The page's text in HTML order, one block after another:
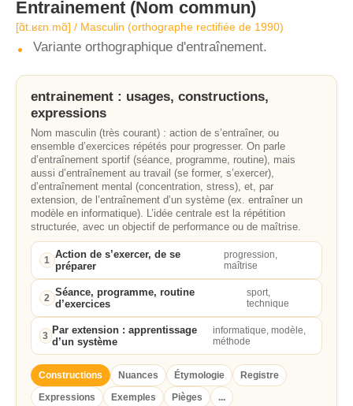
Entrainement (Nom commun)
[ɑ̃t.ʁɛn.mɑ̃] / Masculin (orthographe rectifiée de 1990)
Variante orthographique d'entraînement.
entrainement : usages, constructions,
expressions
Nom masculin (très courant) : action de s’entraîner, ou
ensemble d’exercices répétés pour progresser. On parle
d’entraînement sportif (séance, programme, routine), mais
aussi d’entraînement au travail (se former, s’exercer),
d’entraînement mental (concentration, stress), et, par
extension, de l’entraînement d’un système (ex. entraîner un
modèle en informatique). L’idée centrale est la répétition
structurée, avec un objectif de performance ou de maîtrise.
1 Action de s’exercer, de se
préparer
progression,
maîtrise
2 Séance, programme, routine
d’exercices
sport,
technique
3 Par extension : apprentissage
d’un système
informatique, modèle,
méthode
Constructions Nuances Étymologie
Registre
Expressions
Exemples Pièges ...